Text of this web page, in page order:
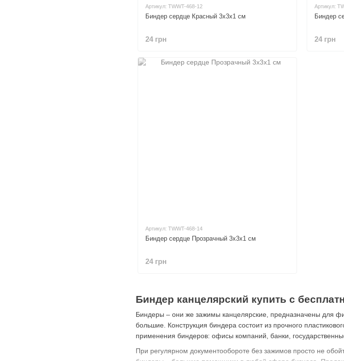
Биндер канцелярский купить с
Биндеры – они же зажимы канцелярские, предназначены для
большие. Конструкция биндера состоит из прочного
применения биндеров: офисы компаний, банки,
При регулярном документообороте без зажимов просто не
Артикул: TWWT-468-12
Биндер сердце Красный 3х3х1 см
24 грн
Артикул:
Биндер
24 грн
Артикул: TWWT-468-14
Биндер сердце Прозрачный 3х3х1 см
24 грн